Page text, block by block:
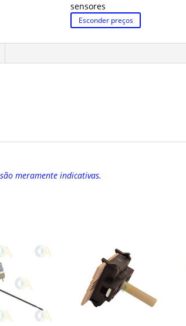
sensores
Esconder preços
meramente indicativas.